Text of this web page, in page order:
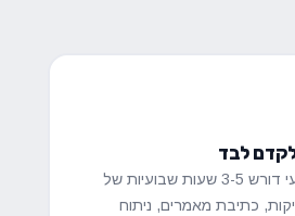
לבד
קידום אורגני מקצועי דורש 3-5 שעות שבועיות של
כתיבת מאמרים, ניתוח